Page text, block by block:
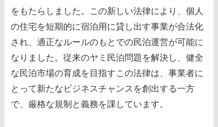
をもたらしました。この新しい法律により、個人
の住宅を短期的に宿泊用に貸し出す事業が合法化
され、適正なルールのもとでの民泊運営が可能に
なりました。従来のヤミ民泊問題を解決し、健全
な民泊市場の育成を目指すこの法律は、事業者に
とって新たなビジネスチャンスを創出する一方
で、厳格な規制と義務を課しています。